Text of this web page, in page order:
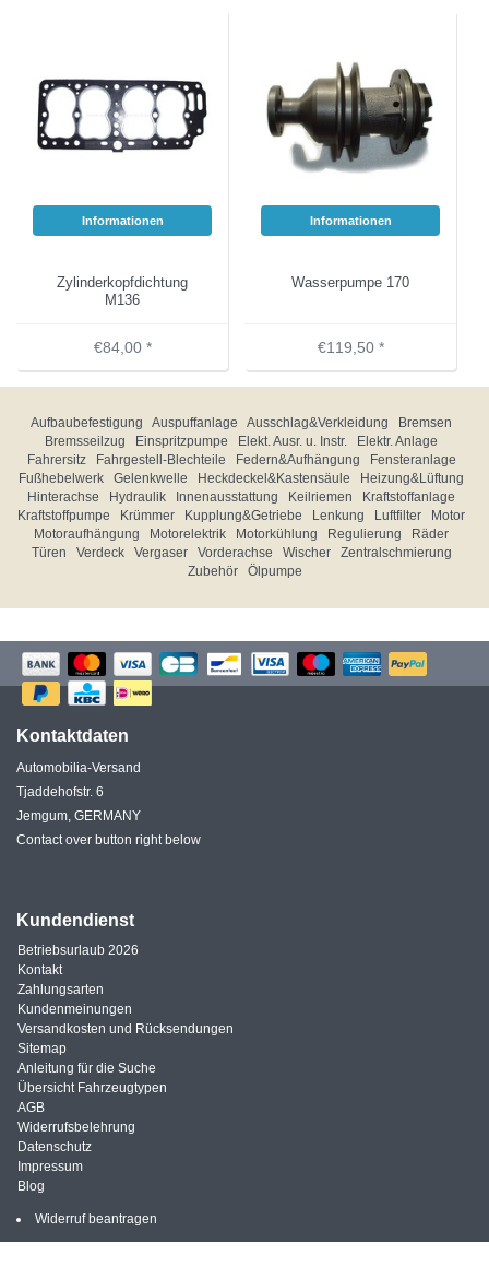
Informationen
Zylinderkopfdichtung
M136
€84,00 *
Informationen
Wasserpumpe 170
€119,50 *
Aufbaubefestigung Auspuffanlage Ausschlag&Verkleidung
Bremsen
Bremsseilzug
Einspritzpumpe Elekt. Ausr. u. Instr.
Elektr. Anlage
Fahrersitz
Fahrgestell-Blechteile Federn&Aufhängung
Fensteranlage
Fußhebelwerk
Gelenkwelle Heckdeckel&Kastensäule
Heizung&Lüftung
Hinterachse
Hydraulik Innenausstattung Keilriemen
Kraftstoffanlage
Kraftstoffpumpe
Krümmer Kupplung&Getriebe Lenkung Luftfilter
Motor
Motoraufhängung
Motorelektrik Motorkühlung Regulierung
Räder
Türen
Verdeck Vergaser Vorderachse Wischer
Zentralschmierung
Zubehör
Ölpumpe
Kontaktdaten
Automobilia-Versand
Tjaddehofstr. 6
Jemgum, GERMANY
Contact over button right below
Kundendienst
Betriebsurlaub 2026
Kontakt
Zahlungsarten
Kundenmeinungen
Versandkosten und Rücksendungen
Sitemap
Anleitung für die Suche
Übersicht Fahrzeugtypen
AGB
Widerrufsbelehrung
Datenschutz
Impressum
Blog
Widerruf beantragen